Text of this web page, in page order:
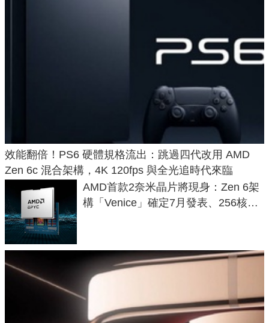
效能翻倍！PS6 硬體規格流出：跳過四代改用 AMD
Zen 6c 混合架構，4K 120fps 與全光追時代來臨
AMD首款2奈米晶片將現身：Zen 6架
構「Venice」確定7月發表、256核心